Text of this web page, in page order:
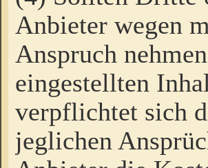
Anbieter wegen
Anspruch
eingestellten
verpflichtet sich
jeglichen